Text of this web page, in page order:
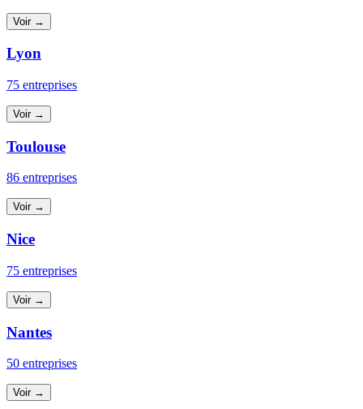
Voir →
Lyon
75 entreprises
Voir →
Toulouse
86 entreprises
Voir →
Nice
75 entreprises
Voir →
Nantes
50 entreprises
Voir →